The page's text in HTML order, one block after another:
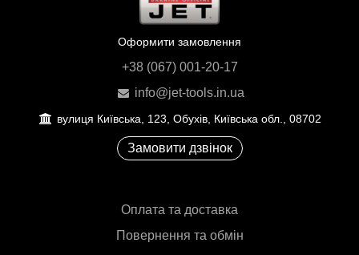
Оформити замовлення
+38 (067) 001-20-17
info@jet-tools.in.ua
вулиця Київська, 123, Обухів, Київська обл., 08702
Замовити дзвінок
Оплата та доставка
Повернення та обмін